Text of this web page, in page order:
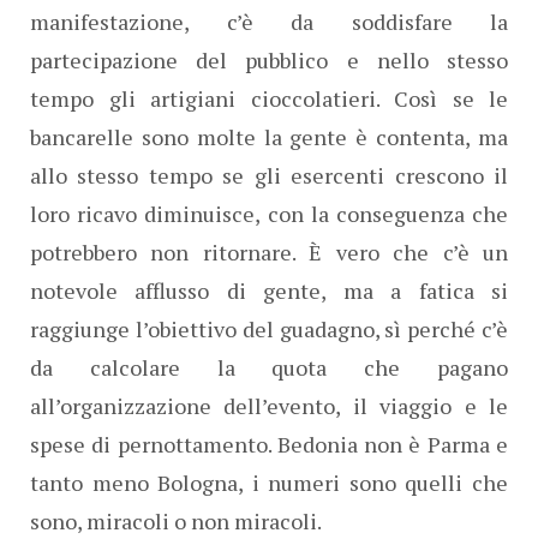
manifestazione, c’è da soddisfare la
partecipazione del pubblico e nello stesso
tempo gli artigiani cioccolatieri. Così se le
bancarelle sono molte la gente è contenta, ma
allo stesso tempo se gli esercenti crescono il
loro ricavo diminuisce, con la conseguenza che
potrebbero non ritornare. È vero che c’è un
notevole afflusso di gente, ma a fatica si
raggiunge l’obiettivo del guadagno, sì perché c’è
da calcolare la quota che pagano
all’organizzazione dell’evento, il viaggio e le
spese di pernottamento. Bedonia non è Parma e
tanto meno Bologna, i numeri sono quelli che
sono, miracoli o non miracoli.